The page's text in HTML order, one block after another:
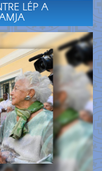
LÉP A